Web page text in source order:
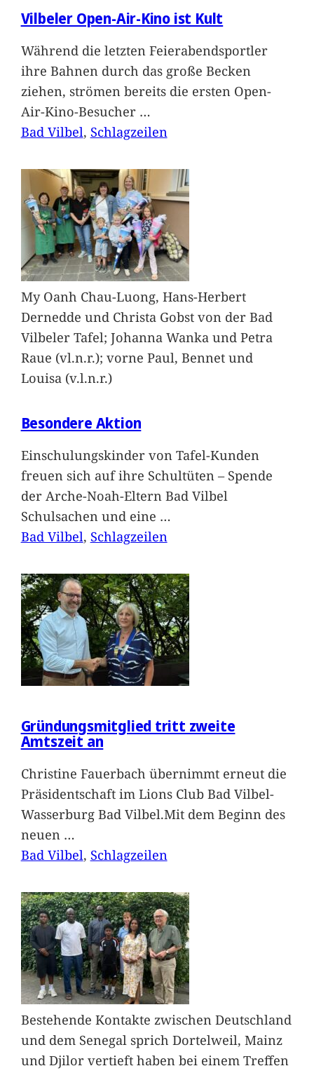
Vilbeler Open-Air-Kino ist Kult
Während die letzten Feierabendsportler
ihre Bahnen durch das große Becken
ziehen, strömen bereits die ersten Open-
Air-Kino-Besucher …
Bad Vilbel, Schlagzeilen
My Oanh Chau-Luong, Hans-Herbert
Dernedde und Christa Gobst von der Bad
Vilbeler Tafel; Johanna Wanka und Petra
Raue (vl.n.r.); vorne Paul, Bennet und
Louisa (v.l.n.r.)
Besondere Aktion
Einschulungskinder von Tafel-Kunden
freuen sich auf ihre Schultüten – Spende
der Arche-Noah-Eltern Bad Vilbel
Schulsachen und eine …
Bad Vilbel, Schlagzeilen
Gründungsmitglied tritt zweite
Amtszeit an
Christine Fauerbach übernimmt erneut die
Präsidentschaft im Lions Club Bad Vilbel-
Wasserburg Bad Vilbel.Mit dem Beginn des
neuen …
Bad Vilbel, Schlagzeilen
Bestehende Kontakte zwischen Deutschland
und dem Senegal sprich Dortelweil, Mainz
und Djilor vertieft haben bei einem Treffen